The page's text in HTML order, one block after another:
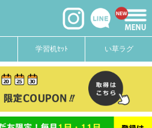
学習机ｾｯﾄ い草ラグ